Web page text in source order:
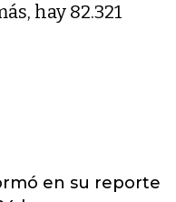
hay 82.321
en su reporte